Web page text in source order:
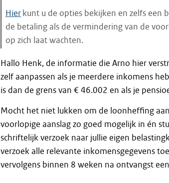
Hierkunt u de opties bekijken en zelfs een
de betaling als de vermindering van de
op zich laat wachten.
citaat
Hallo Henk, de informatie die Arno hier
zelf aanpassen als je meerdere inkomens
is dan de grens van € 46.002 en als je
Mocht het niet lukken om de loonheffing
voorlopige aanslag zo goed mogelijk in én
schriftelijk verzoek naar jullie eigen
verzoek alle relevante inkomensgegevens
vervolgens binnen 8 weken na ontvangst